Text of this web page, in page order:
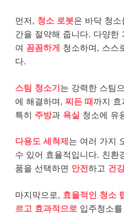
먼저, 청소 로봇은 바닥 청소
간을 절약해 줍니다. 다양한
여 꼼꼼하게
청소하며, 스스
다.
스팀 청소기 는 강력한 스팀
에 해결하며, 찌든 때 까지 효
특히 주방과 욕실 청소에 유
다용도 세척제 는 여러 가지
수 있어 효율적입니다. 친환
품을 선택하면 안전하고 건
마지막으로, 효율적인 청소
르고 효과적으로 입주청소